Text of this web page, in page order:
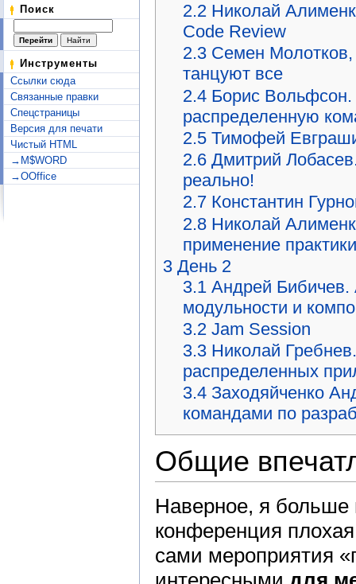
Поиск
Инструменты
Ссылки сюда
Связанные правки
Спецстраницы
Версия для печати
Чистый HTML
→M$WORD
→OOffice
2.2 Николай
Code Review
2.3 Семен
танцуют все
2.4 Борис
распределенную
2.5 Тимофей
2.6 Дмитрий
реально!
2.7 Константин
2.8 Николай
применение
3 День 2
3.1 Андрей Бибичев.
модульности и
3.2 Jam Session
3.3 Николай
распределенных
3.4 Заходяйченко
командами по
Общие
Наверное, я больше
конференция
сами мероприятия